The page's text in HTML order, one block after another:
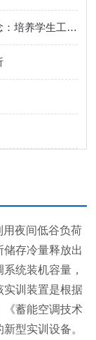
化工原理实验装置的安全设计与环保理念：培养学生工程责任感
用夜间低谷负荷
存冷量释放出
统装机容量，
实训装置是根据
《蓄能空调技术
型实训设备。